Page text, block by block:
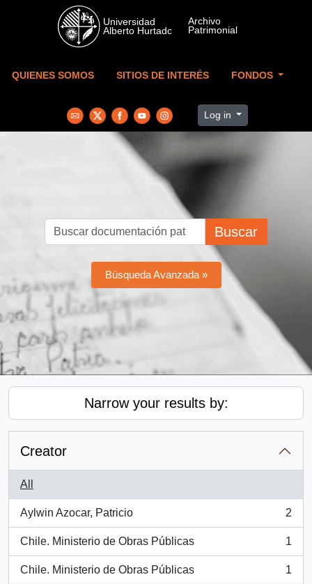
Skip to main content
QUIENES SOMOS SITIOS DE INTERÉS FONDOS
Log in
Buscar
Búsqueda Avanzada »
Narrow your results by:
Creator
All
Aylwin Azocar, Patricio
, 2 results
2
Chile. Ministerio de Obras Públicas
, 1 results
1
Chile. Ministerio de Obras Públicas
, 1 results
1